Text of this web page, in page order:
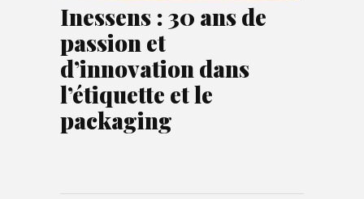
Inessens : 30 ans de
passion et
d’innovation dans
l’étiquette et le
packaging